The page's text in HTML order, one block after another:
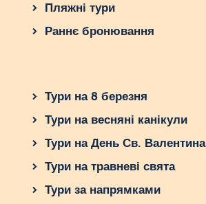
Пляжні тури
Раннє бронювання
Тури на 8 березня
Тури на весняні канікули
Тури на День Св. Валентина
Тури на травневі свята
Тури за напрямками